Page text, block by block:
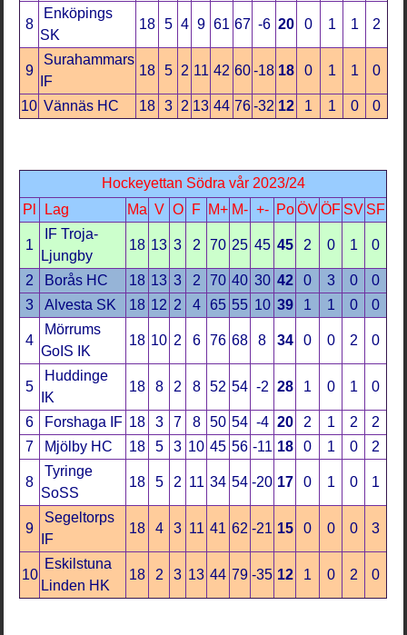
8
Enköpings
SK
18 5 4 9 61 67 -6 20 0 1 1 2
9
Surahammars
IF
18 5 2 11 42 60 -18 18 0 1 1 0
10 Vännäs HC 18 3 2 13 44 76 -32 12 1 1 0 0
Hockeyettan Södra vår 2023/24
Pl
Lag Ma V O F M+ M- +- Po ÖV ÖF SV SF
1
IF Troja-
Ljungby
18 13 3 2 70 25 45 45 2 0 1 0
2 Borås HC 18 13 3 2 70 40 30 42 0 3 0
0
3
Alvesta SK 18 12 2 4 65 55 10 39 1 1 0 0
4
Mörrums
GoIS IK
18 10 2 6 76 68 8 34 0 0 2 0
5
Huddinge
IK
18 8 2 8 52 54 -2 28 1 0 1 0
6 Forshaga IF 18 3 7 8 50 54 -4 20 2 1 2
2
7
Mjölby HC 18 5 3 10 45 56 -11 18 0 1 0 2
8
Tyringe
SoSS
18 5 2 11 34 54 -20 17 0 1 0 1
9
Segeltorps
IF
18 4 3 11 41 62 -21 15 0 0 0 3
10
Eskilstuna
Linden HK
18 2 3 13 44 79 -35 12 1 0 2 0